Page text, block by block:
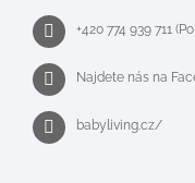
+420 774 939 711
Najdete nás na
babyliving.cz/